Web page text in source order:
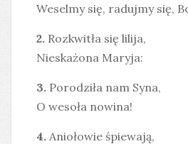
Weselmy się, radujmy się,
2. Rozkwitła się lilija,
Nieskażona Maryja:
3. Porodziła nam Syna,
O wesoła nowina!
4. Aniołowie śpiewają,